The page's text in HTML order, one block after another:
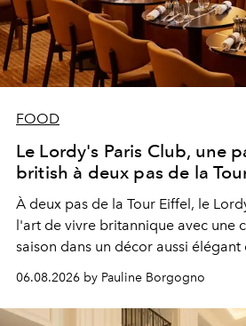
FOOD
Le Lordy's Paris Club, une
british à deux pas de la
À deux pas de la Tour Eiffel, le
l'art de vivre britannique avec une
saison dans un décor aussi
06.08.2026 by Pauline Borgogno